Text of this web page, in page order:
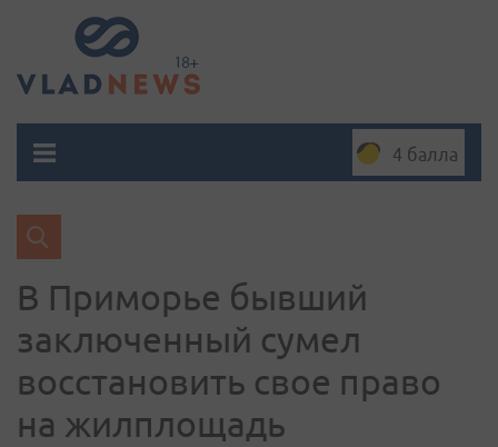
4 балла
В Приморье бывший
заключенный сумел
восстановить свое право
на жилплощадь